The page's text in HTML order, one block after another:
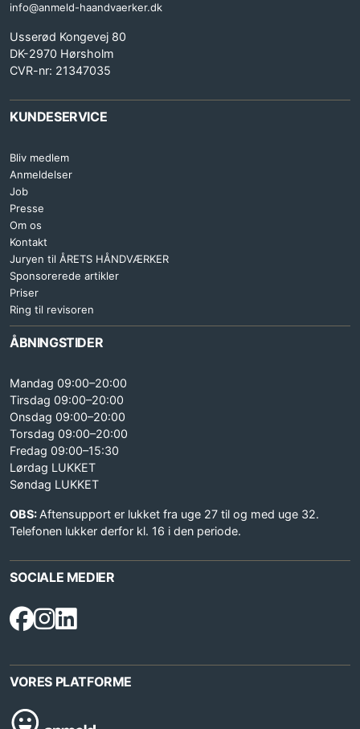
info@anmeld-haandvaerker.dk
Usserød Kongevej 80
DK-2970 Hørsholm
CVR-nr: 21347035
KUNDESERVICE
Bliv medlem
Anmeldelser
Job
Presse
Om os
Kontakt
Juryen til ÅRETS HÅNDVÆRKER
Sponsorerede artikler
Priser
Ring til revisoren
ÅBNINGSTIDER
Mandag 09:00–20:00
Tirsdag 09:00–20:00
Onsdag 09:00–20:00
Torsdag 09:00–20:00
Fredag 09:00–15:30
Lørdag LUKKET
Søndag LUKKET
OBS: Aftensupport er lukket fra uge 27 til og med uge 32.
Telefonen lukker derfor kl. 16 i den periode.
SOCIALE MEDIER
VORES PLATFORME